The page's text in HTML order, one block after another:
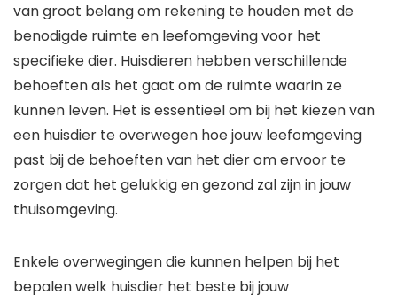
van groot belang om rekening te houden met de
benodigde ruimte en leefomgeving voor het
specifieke dier. Huisdieren hebben verschillende
behoeften als het gaat om de ruimte waarin ze
kunnen leven. Het is essentieel om bij het kiezen van
een huisdier te overwegen hoe jouw leefomgeving
past bij de behoeften van het dier om ervoor te
zorgen dat het gelukkig en gezond zal zijn in jouw
thuisomgeving.
Enkele overwegingen die kunnen helpen bij het
bepalen welk huisdier het beste bij jouw